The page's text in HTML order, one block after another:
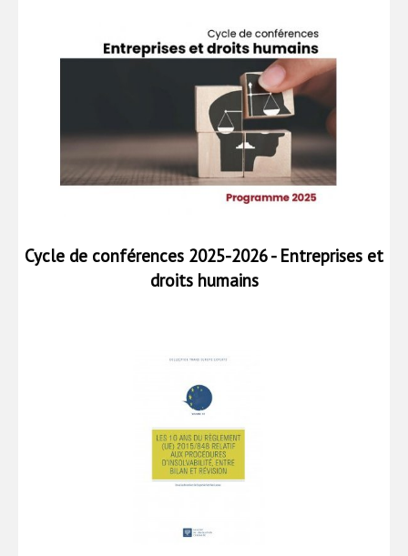
Cycle de conférences 2025-2026 - Entreprises et
droits humains